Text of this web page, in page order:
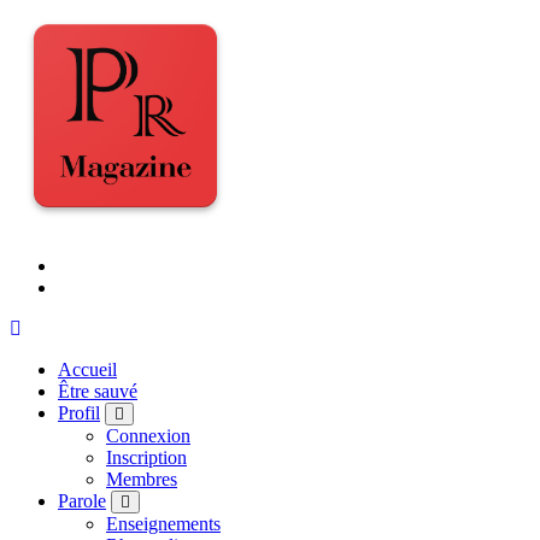
Accueil
Être sauvé
Profil
Connexion
Inscription
Membres
Parole
Enseignements